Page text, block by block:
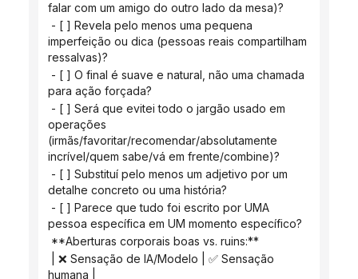
falar com um amigo do outro lado da mesa)?
imperfeição ou dica (pessoas reais compartilham
ressalvas)?
para ação forçada?
operações
(irmãs/favoritar/recomendar/absolutamente
incrível/quem sabe/vá em frente/combine)?
detalhe concreto ou uma história?
pessoa específica em UM momento específico?
**Aberturas corporais boas vs. ruins:**
humana |